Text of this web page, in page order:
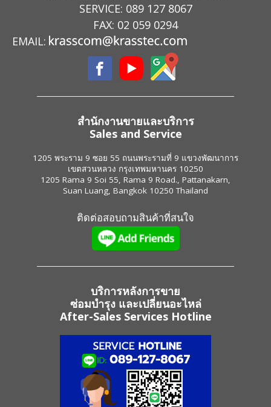
SERVICE: 089 127 8067
FAX: 02 059 0294
EMAIL:
สำนักงานขายและบริการ
Sales and Service
1205 พระราม 9 ซอย 55 ถนนพระรามที่ 9 แขวงพัฒนาการ
เขตสวนหลวง กรุงเทพมหานคร 10250
1205 Rama 9 Soi 55, Rama 9 Road., Pattanakarn,
Suan Luang, Bangkok 10250 Thailand
ติดต่อสอบถามสินค้าที่สนใจ
บริการหลังการขาย
ซ่อมบำรุง และเปลี่ยนอะไหล่
After-Sales Services Hotline